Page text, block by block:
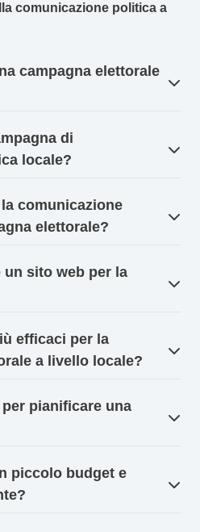
comunicazione politica a
campagna elettorale
di
locale?
comunicazione
elettorale?
un sito web per la
efficaci per la
a livello locale?
pianificare una
piccolo budget e